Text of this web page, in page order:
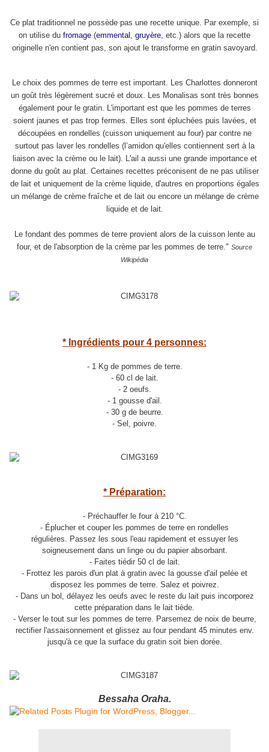
Ce plat traditionnel ne possède pas une recette unique. Par exemple, si
on utilise du fromage (emmental gruyère , etc.) alors que la recette
originelle n'en contient pas, son ajout le transforme en gratin savoyard.
Le choix des pommes de terre est important. Les Charlottes donneront
un goût très légèrement sucré et doux. Les Monalisas sont très bonnes
également pour le gratin. L'important est que les pommes de terres
soient jaunes et pas trop fermes. Elles sont épluchées puis lavées, et
découpées en rondelles (cuisson uniquement aufour) par contre ne
surtout pas laver les rondelles (l’amidon qu'elles contiennent sert à la
liaison avec la crème ou le lait). L'ail a aussi une grande importance et
donne du goût au plat. Certaines recettes préconisent de ne pas utiliser
de lait et uniquement de la crème liquide, d'autres en proportions égales
un mélange de crème fraîche et de lait ou encore un mélange de crème
liquide et de lait.
Le fondant des pommes de terre provient alors de la cuisson lente au
four, et de l'absorption de la crème par les pommes de terre." Source
Wikipédia
* Ingrédients pour 4 personnes:
- 1 Kg de pommes de terre.
- 60 cl de lait.
- 2 oeufs.
- 1 gousse d'ail.
- 30 g de beurre.
- Sel, poivre.
* Préparation:
- Préchauffer le four à 210 °C.
- Éplucher et couper les pommes de terre en rondelles
régulières. Passez les sous l'eau rapidement et essuyer les
soigneusement dans un linge ou du papier absorbant.
- Faites tiédir 50 cl de lait.
- Frottez les parois d'un plat à gratin avec la gousse d'ail pelée et
disposez les pommes de terre. Salez et poivrez.
- Dans un bol, délayez les oeufs avec le reste du lait puis incorporez
cette préparation dans le lait tiède.
- Verser le tout sur les pommes de terre. Parsemez de noix de beurre,
rectifier l'assaisonnement et glissez au four pendant 45 minutes env.
jusqu'à ce que la surface du gratin soit bien dorée.
Bessaha Oraha.